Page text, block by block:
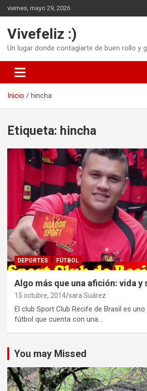
Saltar
al
viernes, mayo 29, 2026
Vivefeliz :)
Un lugar donde contagiarte de buen rollo y
Inicio hincha
Etiqueta: hincha
DEPORTES FÚTBOL
Algo más que una afición: vida y
15 octubre, 2014 sara Suárez
El club Sport Club Recife de Brasil es
fútbol que cuenta con una…
You may Missed